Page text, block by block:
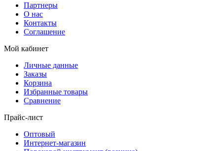
Партнеры
О нас
Контакты
Соглашение
Мой кабинет
Личные данные
Заказы
Корзина
Избранные товары
Сравнение
Прайс-лист
Оптовый
Интернет-магазин